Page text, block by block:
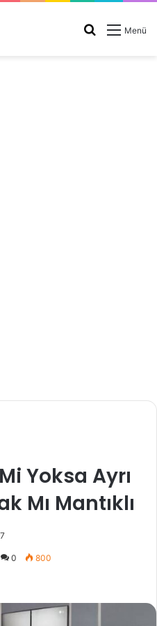
Menü
Arama
Yoksa Ayrı
Mı Mantıklı
0 800